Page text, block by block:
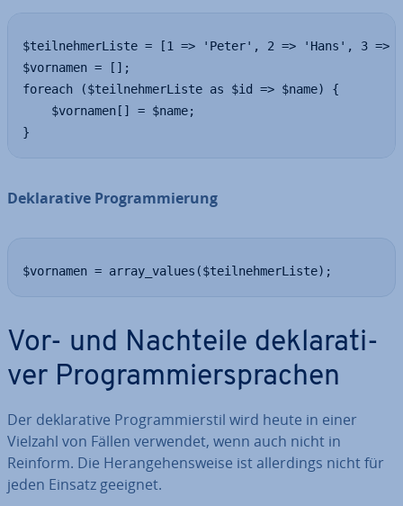
$teilnehmerListe = [1 => 'Peter', 2 => 'Hans', 3 =>
$vornamen = [];
foreach ($teilnehmerListe as $id => $name) {
    $vornamen[] = $name;
}
De­kla­ra­ti­ve Pro­gram­mie­rung
$vornamen = array_values($teilnehmerListe);
Vor- und Nachteile de­kla­ra­ti­
ver Pro­gram­mier­spra­chen
Der de­kla­ra­ti­ve Pro­gram­mier­stil wird heute in einer
Vielzahl von Fällen verwendet, wenn auch nicht in
Reinform. Die Her­an­ge­hens­wei­se ist al­ler­dings nicht für
jeden Einsatz geeignet.